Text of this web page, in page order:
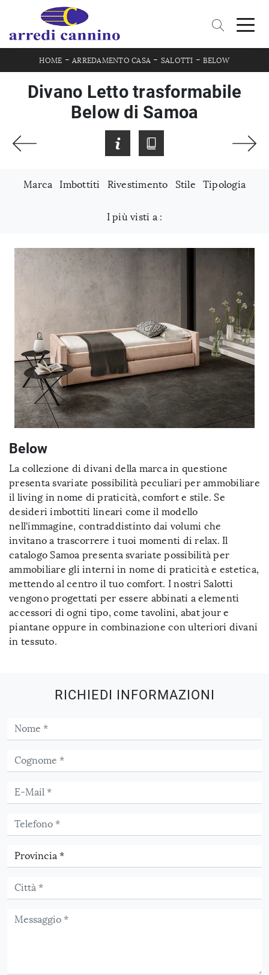
HOME -ARREDAMENTO CASA - SALOTTI -BELOW
Divano Letto trasformabile
Below di Samoa
Marca Imbottiti Rivestimento Stile Tipologia
I più visti a :
Below
La collezione di divani della marca in questione
presenta svariate possibilità peculiari per ammobiliare
il living in nome di praticità, comfort e stile. Se
desideri imbottiti lineari come il modello
nell'immagine, contraddistinto dai volumi che
invitano a trascorrere i tuoi momenti di relax. Il
catalogo Samoa presenta svariate possibilità per
ammobiliare gli interni in nome di praticità e estetica,
mettendo al centro il tuo comfort. I nostri Salotti
vengono progettati per essere abbinati a elementi
accessori di ogni tipo, come tavolini, abat jour e
piantane oppure in combinazione con ulteriori divani
in tessuto.
RICHIEDI INFORMAZIONI